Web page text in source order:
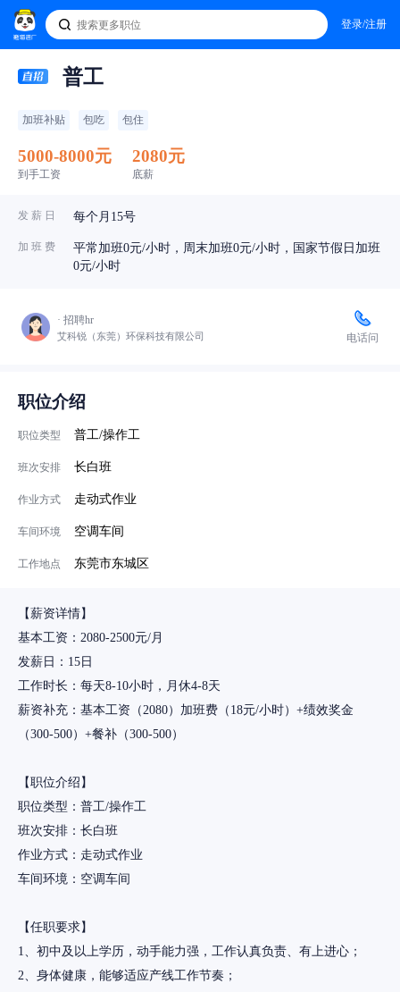
登录/注册
普工
加班补贴 包吃 包住
5000-8000元
到手工资
2080元
底薪
发 薪 日 每个月15号
加 班 费
平常加班0元/小时，周末加班0元/小时，国家节假日加班
0元/小时
· 招聘hr
艾科锐（东莞）环保科技有限公司 电话问
职位介绍
职位类型 普工/操作工
班次安排 长白班
作业方式 走动式作业
车间环境 空调车间
工作地点 东莞市东城区
【薪资详情】
基本工资：2080-2500元/月
发薪日：15日
工作时长：每天8-10小时，月休4-8天
薪资补充：基本工资（2080）加班费（18元/小时）+绩效奖金
（300-500）+餐补（300-500）
【职位介绍】
职位类型：普工/操作工
班次安排：长白班
作业方式：走动式作业
车间环境：空调车间
【任职要求】
1、初中及以上学历，动手能力强，工作认真负责、有上进心；
2、身体健康，能够适应产线工作节奏；